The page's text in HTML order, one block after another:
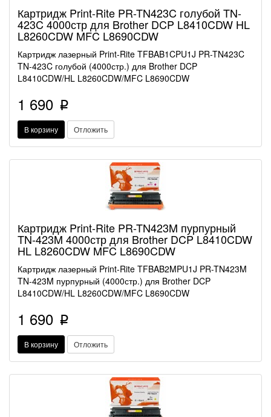
Картридж Print-Rite PR-TN423C голубой TN-
423C 4000стр для Brother DCP L8410CDW HL
L8260CDW MFC L8690CDW
Картридж лазерный Print-Rite TFBAB1CPU1J PR-TN423C
TN-423C голубой (4000стр.) для Brother DCP
L8410CDW/HL L8260CDW/MFC L8690CDW
1 690 p
В корзину Отложить
Картридж Print-Rite PR-TN423M пурпурный
TN-423M 4000стр для Brother DCP L8410CDW
HL L8260CDW MFC L8690CDW
Картридж лазерный Print-Rite TFBAB2MPU1J PR-TN423M
TN-423M пурпурный (4000стр.) для Brother DCP
L8410CDW/HL L8260CDW/MFC L8690CDW
1 690 p
В корзину Отложить